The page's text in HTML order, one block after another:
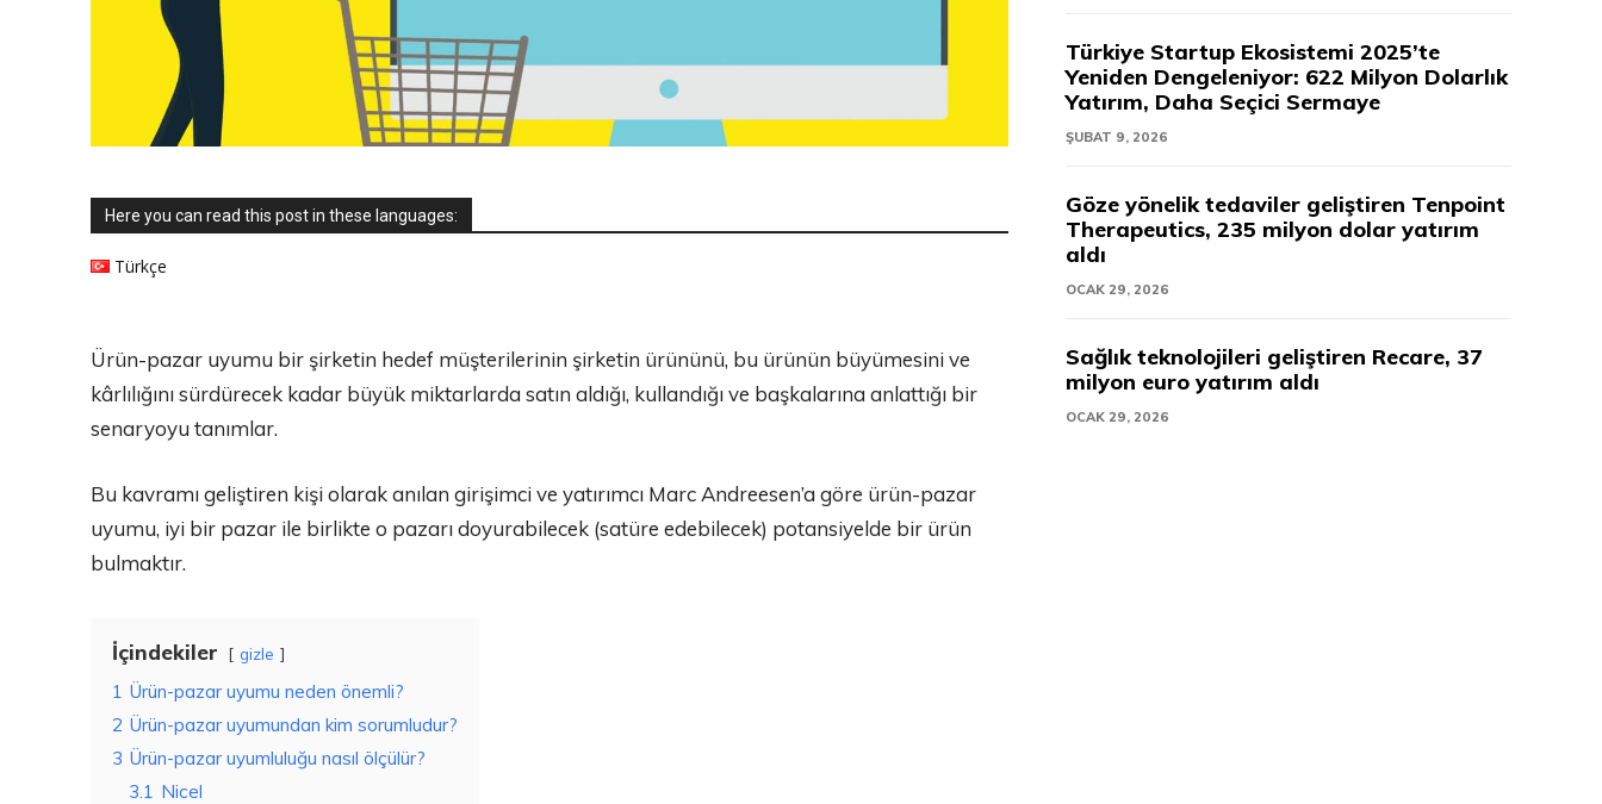
Here you can read this post in these languages:
Türkçe
Ürün-pazar uyumu bir şirketin hedef müşterilerinin şirketin ürününü, bu ürünün büyümesini ve
kârlılığını sürdürecek kadar büyük miktarlarda satın aldığı, kullandığı ve başkalarına anlattığı bir
senaryoyu tanımlar.
Bu kavramı geliştiren kişi olarak anılan girişimci ve yatırımcı Marc Andreesen’a göre ürün-pazar
uyumu, iyi bir pazar ile birlikte o pazarı doyurabilecek (satüre edebilecek) potansiyelde bir ürün
bulmaktır.
İçindekiler gizle
1 Ürün-pazar uyumu neden önemli?
2 Ürün-pazar uyumundan kim sorumludur?
3 Ürün-pazar uyumluluğu nasıl ölçülür?
3.1 Nicel
Türkiye Startup Ekosistemi 2025’te
Yeniden Dengeleniyor: 622 Milyon Dolarlık
Yatırım, Daha Seçici Sermaye
ŞUBAT 9, 2026
Göze yönelik tedaviler geliştiren Tenpoint
Therapeutics, 235 milyon dolar yatırım
aldı
OCAK 29, 2026
Sağlık teknolojileri geliştiren Recare, 37
milyon euro yatırım aldı
OCAK 29, 2026